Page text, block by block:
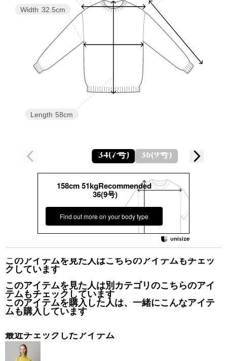
Length 58cm
Width 32.5cm
34(7号) 36(9号)
158cm 51kgRecommended
36(9号)
Find out more on your body type
このアイテムを見た人はこちらのアイテムもチェッ
クしています
このアイテムを見た人は別カテゴリのこちらのアイ
テムもチェックしています
このアイテムを購入した人は、一緒にこんなアイテ
ムも購入しています
最近チェックしたアイテム